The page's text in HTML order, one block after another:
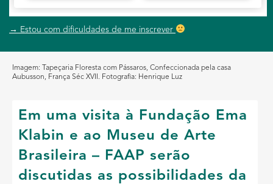
Estou com dificuldades de me inscrever
Imagem: Tapeçaria Floresta com Pássaros, Confeccionada pela casa
Aubusson, França Séc XVII. Fotografia: Henrique Luz
Em uma visita à Fundação Ema
Klabin e ao Museu de Arte
Brasileira – FAAP serão
discutidas as possibilidades da